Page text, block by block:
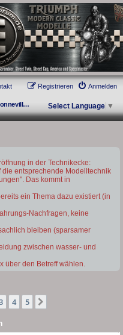
Classic Modelle. Das Forum für
Triumph Bonneville, Thruxton,
Street Twin, Street Cup, America
Anmelden
Registrieren
Bonneville T120 Familie Select Language ▼
in der Technikecke:
entsprechende Modelltechnik
Das kommt in
ein Thema dazu existiert (in
Nachfragen, keine
bleiben (sparsamer
zwischen wasser- und
über den Betreff wählen.
4 5